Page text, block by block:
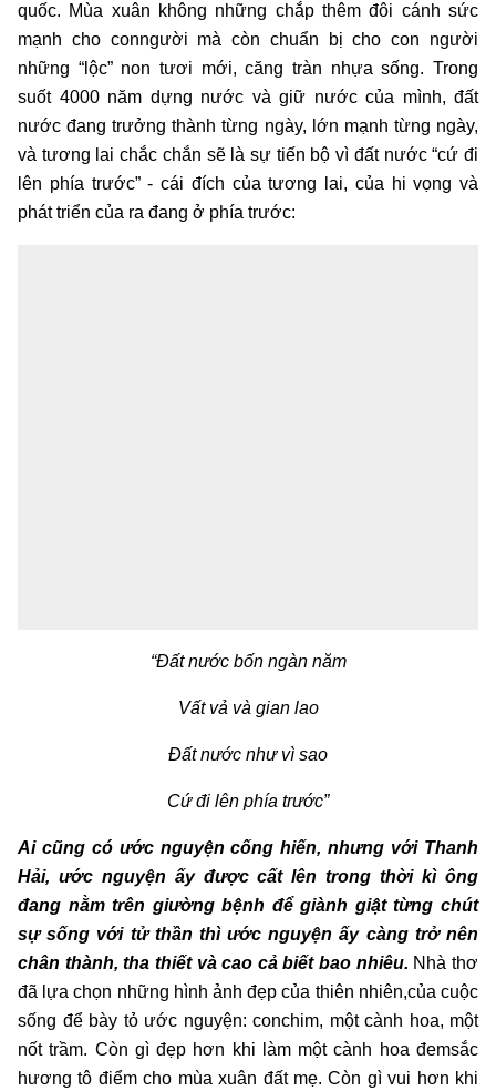
quốc. Mùa xuân không những chắp thêm đôi cánh sức
mạnh cho conngười mà còn chuẩn bị cho con người
những “lộc” non tươi mới, căng tràn nhựa sống. Trong
suốt 4000 năm dựng nước và giữ nước của mình, đất
nước đang trưởng thành từng ngày, lớn mạnh từng ngày,
và tương lai chắc chắn sẽ là sự tiến bộ vì đất nước “cứ đi
lên phía trước” - cái đích của tương lai, của hi vọng và
phát triển của ra đang ở phía trước:
“Đất nước bốn ngàn năm
Vất vả và gian lao
Đất nước như vì sao
Cứ đi lên phía trước”
Ai cũng có ước nguyện cống hiến, nhưng với Thanh
Hải, ước nguyện ấy được cất lên trong thời kì ông
đang nằm trên giường bệnh để giành giật từng chút
sự sống với tử thần thì ước nguyện ấy càng trở nên
chân thành, tha thiết và cao cả biết bao nhiêu. Nhà thơ
đã lựa chọn những hình ảnh đẹp của thiên nhiên,của cuộc
sống để bày tỏ ước nguyện: conchim, một cành hoa, một
nốt trầm. Còn gì đẹp hơn khi làm một cành hoa đemsắc
hương tô điểm cho mùa xuân đất mẹ. Còn gì vui hơn khi